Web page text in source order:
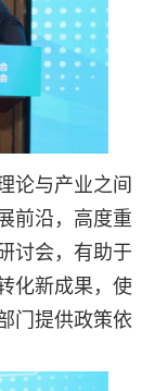
论与产业之间
前沿，高度重
讨会，有助于
化新成果，使
门提供政策依